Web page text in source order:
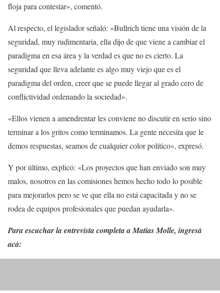
floja para contestar», comentó.
Al respecto, el legislador señaló: «Bullrich tiene una visión de la
seguridad, muy rudimentaria, ella dijo de que viene a cambiar el
paradigma en esa área y la verdad es que no es cierto. La
seguridad que lleva adelante es algo muy viejo que es el
paradigma del orden, creer que se puede llegar al grado cero de
conflictividad ordenando la sociedad».
«Ellos vienen a amendrentar les conviene no discutir en serio sino
terminar a los gritos como terminamos. La gente necesita que le
demos respuestas, seamos de cualquier color político», expresó.
Y por último, explicó: «Los proyectos que han enviado son muy
malos, nosotros en las comisiones hemos hecho todo lo posible
para mejorarlos pero se ve que ella no está capacitada y no se
rodea de equipos profesionales que puedan ayudarla».
Para escuchar la entrevista completa a Matias Molle, ingresá
acá: